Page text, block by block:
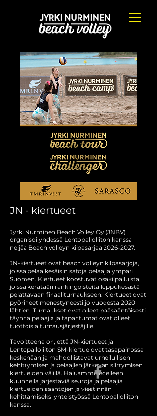
JN - kiertueet
Jyrki Nurminen Beach Volley Oy (JNBV)
organisoi yhdessä Lentopalloliiton kanssa
neljää Beach volleyn kilpasarjaa 2026-2027.
JN-kiertueet ovat beach volleyn kilpasarjoja,
joissa pelaa kesäisin satoja pelaajia ympäri
Suomen. Kiertueet koostuvat osakilpailuista,
joissa kerätään rankingpisteitä loppukesästä
pelattavaan finaaliturnaukseen. Kiertueet ovat
pyörineet menestyneesti jo vuodesta 2020
lähtien. Turnaukset ovat olleet pääsääntöisesti
täynnä pelaajia ja tapahtumat ovat olleet
tuottoisia turnausjärjestäjille.
Tavoitteena on, että JN-kiertueet ja
Lentopalloliiton SM-kiertue ovat tasapainossa
keskenään ja mahdollistavat urheilullisen
kehittymisen ja pelaajien järkevän siirtymisen
kiertueiden välillä. Haluamme edelleen
kuunnella järjestäviä seuroja ja pelaajia
kiertueiden sääntöjen ja viestinnän
kehittämiseksi yhteistyössä Lentopalloliiton
kanssa.